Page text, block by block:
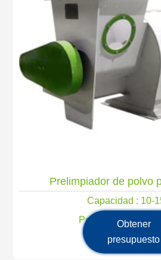
Prelimpiador de polvo
Capacidad : 10-
Potencia principal:
Obtener
presupuesto